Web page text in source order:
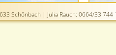
Schönbach | Julia Rauch: 0664/33